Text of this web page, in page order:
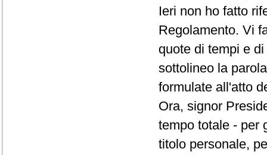
Ieri non ho fatto
Regolamento. Vi
quote di tempi e
sottolineo la
formulate all'atto
Ora, signor
tempo totale - per
titolo personale,